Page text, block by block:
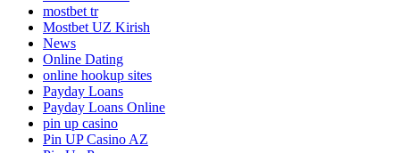
mostbet tr
Mostbet UZ Kirish
News
Online Dating
online hookup sites
Payday Loans
Payday Loans Online
pin up casino
Pin UP Casino AZ